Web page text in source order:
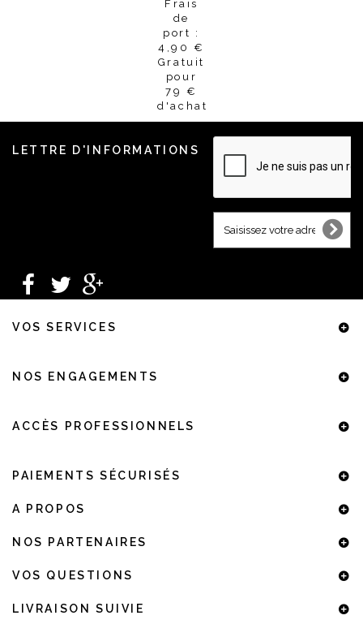
Frais
de
port :
4,90 €
Gratuit
pour
79 €
d'achat
LETTRE D'INFORMATIONS
VOS SERVICES
NOS ENGAGEMENTS
ACCÈS PROFESSIONNELS
PAIEMENTS SÉCURISÉS
A PROPOS
NOS PARTENAIRES
VOS QUESTIONS
LIVRAISON SUIVIE